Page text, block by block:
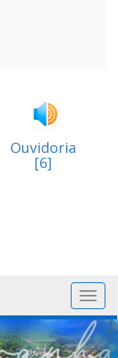
Ouvidoria
[6]